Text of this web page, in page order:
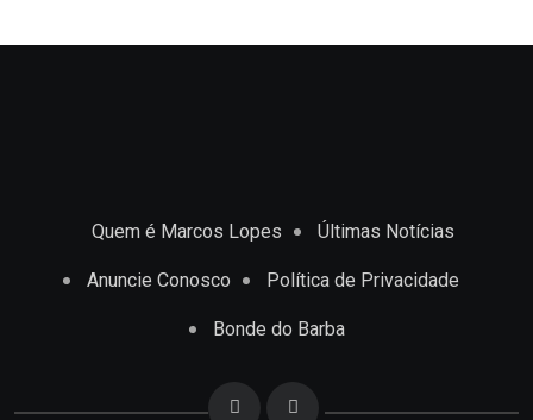
Quem é Marcos Lopes Últimas Notícias
Anuncie Conosco Política de Privacidade
Bonde do Barba